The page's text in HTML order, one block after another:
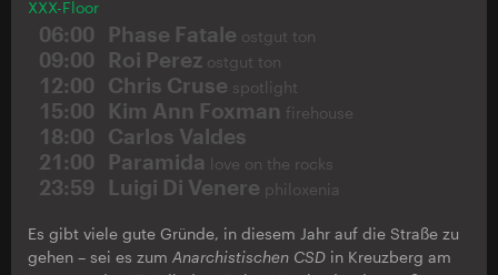
XXX-Floor
06:00 Phase Fatale ostgut ton
09:00 Roi Perez ostgut ton
12:00 Chris Cruse spotlight
15:00 Kim Ann Foxman firehouse
18:00
Carlos Valdes
21:00
Paramida love on the rocks
23:59 Luigi Di Venere philoxenia
Es gibt viele gute Gründe, in diesem Jahr auf die Straße zu
gehen – sei es zum Anarchistischen CSD in Kreuzberg am